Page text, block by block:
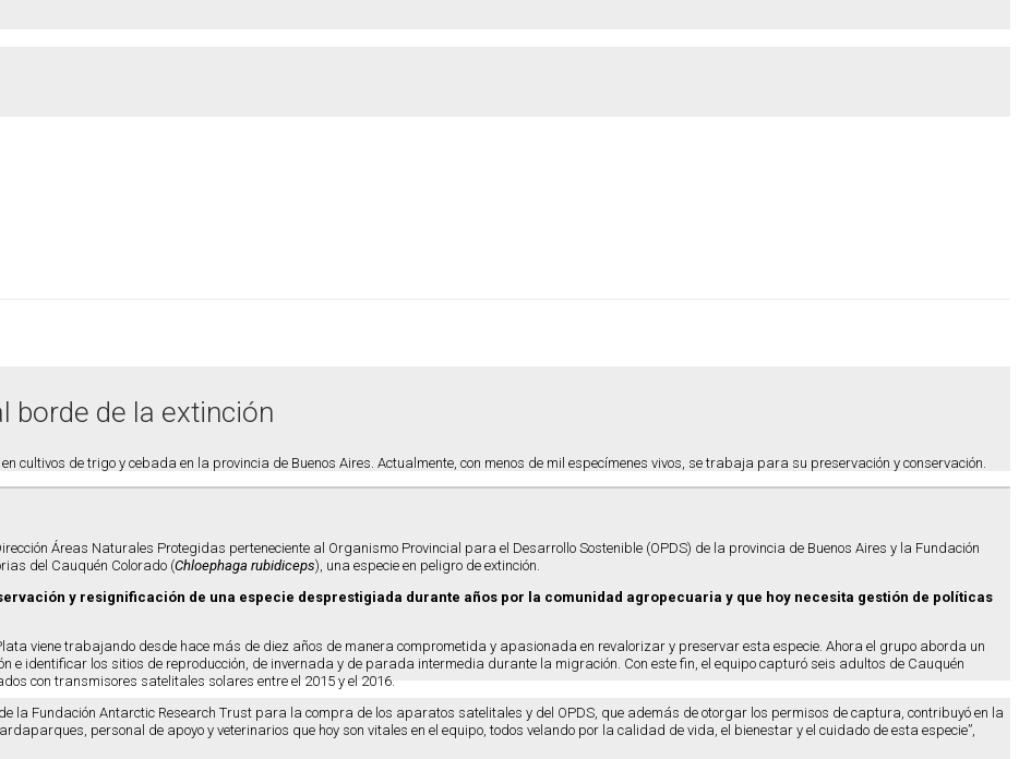
borde de la extinción
cultivos de trigo y cebada en la provincia de Buenos Aires. Actualmente, con menos de mil especímenes vivos, se trabaja para su preservación y conservación.
Áreas Naturales Protegidas perteneciente al Organismo Provincial para el Desarrollo Sostenible (OPDS) de la provincia de Buenos Aires y la Fundación
del Cauquén Colorado (Chloephaga rubidiceps), una especie en peligro de extinción.
y resignificación de una especie desprestigiada durante años por la comunidad agropecuaria y que hoy necesita gestión de políticas
viene trabajando desde hace más de diez años de manera comprometida y apasionada en revalorizar y preservar esta especie. Ahora el grupo aborda un
e identificar los sitios de reproducción, de invernada y de parada intermedia durante la migración. Con este fin, el equipo capturó seis adultos de Cauquén
con transmisores satelitales solares entre el 2015 y el 2016.
Fundación Antarctic Research Trust para la compra de los aparatos satelitales y del OPDS, que además de otorgar los permisos de captura, contribuyó en la
personal de apoyo y veterinarios que hoy son vitales en el equipo, todos velando por la calidad de vida, el bienestar y el cuidado de esta especie”,